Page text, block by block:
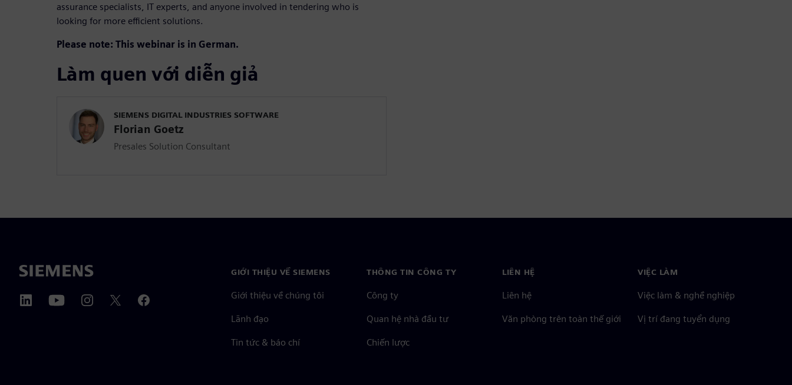
assurance specialists, IT experts, and anyone involved in tendering who is
looking for more efficient solutions.
Please note: This webinar is in German.
Làm quen với diễn giả
SIEMENS DIGITAL INDUSTRIES SOFTWARE
Florian Goetz
Presales Solution Consultant
GIỚI THIỆU VỀ SIEMENS
Giới thiệu về chúng tôi
Lãnh đạo
Tin tức & báo chí
THÔNG TIN CÔNG TY
Công ty
Quan hệ nhà đầu tư
Chiến lược
LIÊN HỆ
Liên hệ
Văn phòng trên toàn thế giới
VIỆC LÀM
Việc làm & nghề nghiệp
Vị trí đang tuyển dụng